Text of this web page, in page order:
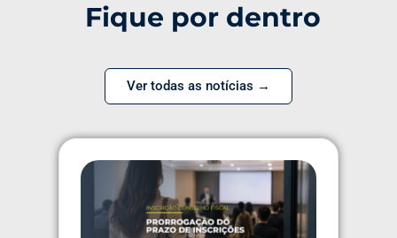
Fique por dentro
Ver todas as notícias →